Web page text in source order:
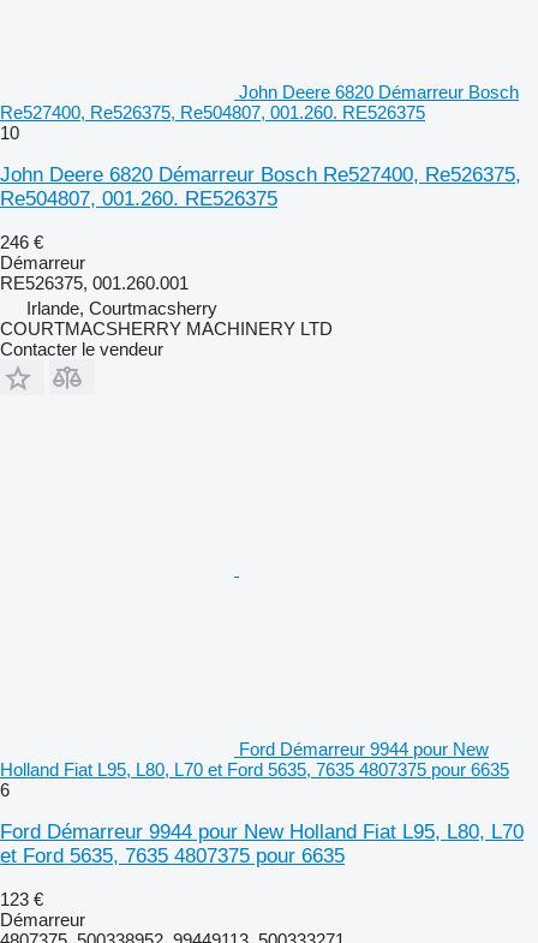
John Deere 6820 Démarreur Bosch
Re527400, Re526375, Re504807, 001.260. RE526375
10
John Deere 6820 Démarreur Bosch Re527400, Re526375,
Re504807, 001.260. RE526375
246 €
Démarreur
RE526375, 001.260.001
Irlande, Courtmacsherry
COURTMACSHERRY MACHINERY LTD
Contacter le vendeur
Ford Démarreur 9944 pour New
Holland Fiat L95, L80, L70 et Ford 5635, 7635 4807375 pour 6635
6
Ford Démarreur 9944 pour New Holland Fiat L95, L80, L70
et Ford 5635, 7635 4807375 pour 6635
123 €
Démarreur